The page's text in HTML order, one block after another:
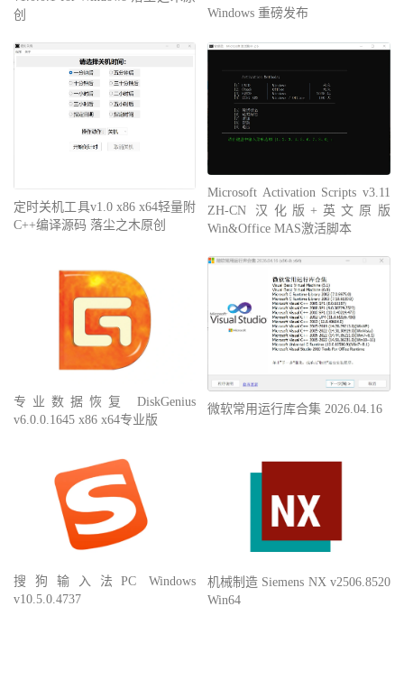
创
Windows 重磅发布
定时关机工具v1.0 x86 x64轻量附
C++编译源码 落尘之木原创
Microsoft Activation Scripts v3.11
ZH-CN 汉化版+英文原版
Win&Office MAS激活脚本
专业数据恢复 DiskGenius
v6.0.0.1645 x86 x64专业版
微软常用运行库合集 2026.04.16
搜狗输入法PC Windows
v10.5.0.4737
机械制造 Siemens NX v2506.8520
Win64